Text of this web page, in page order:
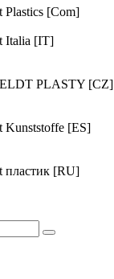
Plastics [Com]
Italia [IT]
PLASTY [CZ]
Kunststoffe [ES]
пластик [RU]